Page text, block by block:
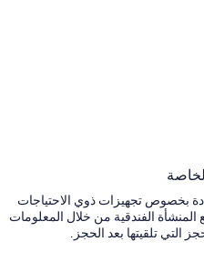
بخصوص تجهيزات ذوي الاحتياجات
الفندقية من خلال المعلومات
التي تلقيتها بعد الحجز.